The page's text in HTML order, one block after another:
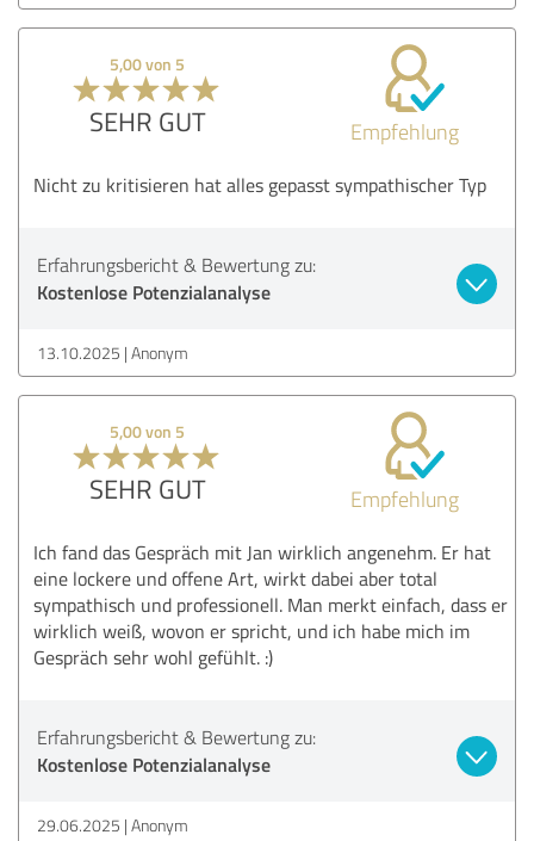
5,00 von 5
SEHR GUT Empfehlung
Nicht zu kritisieren hat alles gepasst sympathischer Typ
Erfahrungsbericht & Bewertung zu:
Kostenlose Potenzialanalyse
13.10.2025 Anonym
5,00 von 5
SEHR GUT Empfehlung
Ich fand das Gespräch mit Jan wirklich angenehm. Er hat
eine lockere und offene Art, wirkt dabei aber total
sympathisch und professionell. Man merkt einfach, dass er
wirklich weiß, wovon er spricht, und ich habe mich im
Gespräch sehr wohl gefühlt. :)
Erfahrungsbericht & Bewertung zu:
Kostenlose Potenzialanalyse
29.06.2025 Anonym